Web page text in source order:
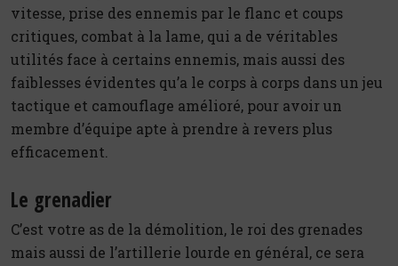
vitesse, prise des ennemis par le flanc et coups
critiques, combat à la lame, qui a de véritables
utilités face à certains ennemis, mais aussi des
faiblesses évidentes qu’a le corps à corps dans un jeu
tactique et camouflage amélioré, pour avoir un
membre d’équipe apte à prendre à revers plus
efficacement.
Le grenadier
C’est votre as de la démolition, le roi des grenades
mais aussi de l’artillerie lourde en général, ce sera